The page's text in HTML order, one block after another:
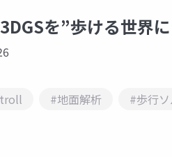
を”歩ける世界
#地面解析 #歩行